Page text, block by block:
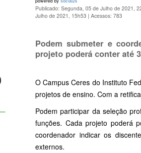
Publicado: Segunda, 05 de Julho de 2021,
Julho de 2021, 15h53 | Acessos: 783
Podem submeter e
projeto poderá conter até
O Campus Ceres do Instituto
projetos de ensino. Com a
Podem participar da seleção
funções. Cada projeto poderá
coordenador indicar os
externos.